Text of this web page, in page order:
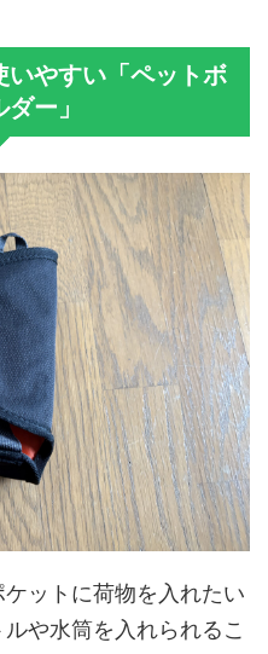
いやすい「ペットボ
ダー」
ットに荷物を入れたい
や水筒を入れられるこ